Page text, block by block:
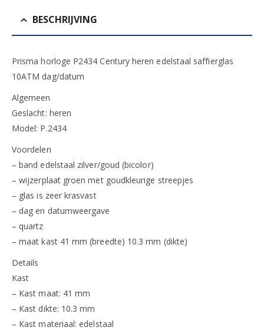
BESCHRIJVING
Prisma horloge P2434 Century heren edelstaal saffierglas
10ATM dag/datum
Algemeen
Geslacht: heren
Model: P.2434
Voordelen
– band edelstaal zilver/goud (bicolor)
– wijzerplaat groen met goudkleurige streepjes
– glas is zeer krasvast
– dag en datumweergave
– quartz
– maat kast 41 mm (breedte) 10.3 mm (dikte)
Details
Kast
– Kast maat: 41 mm
– Kast dikte: 10.3 mm
– Kast materiaal: edelstaal